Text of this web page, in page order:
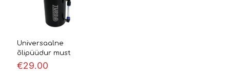
Universaalne
õlipüüdur must
€29.00